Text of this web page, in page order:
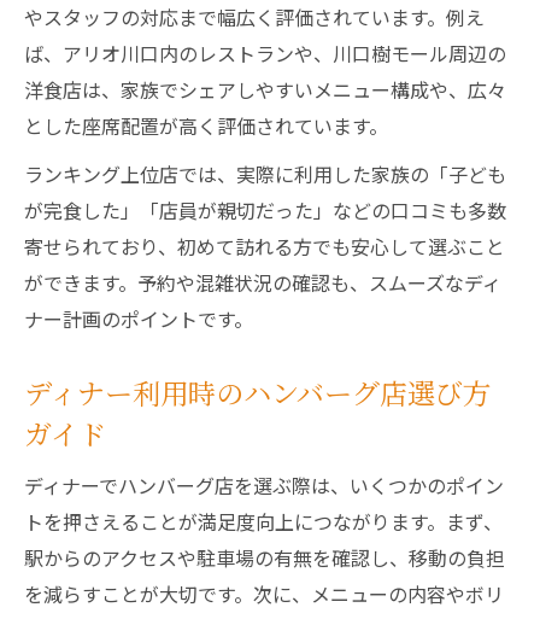
やスタッフの対応まで幅広く評価されています。例え
ば、アリオ川口内のレストランや、川口樹モール周辺の
洋食店は、家族でシェアしやすいメニュー構成や、広々
とした座席配置が高く評価されています。
ランキング上位店では、実際に利用した家族の「子ども
が完食した」「店員が親切だった」などの口コミも多数
寄せられており、初めて訪れる方でも安心して選ぶこと
ができます。予約や混雑状況の確認も、スムーズなディ
ナー計画のポイントです。
ディナー利用時のハンバーグ店選び方
ガイド
ディナーでハンバーグ店を選ぶ際は、いくつかのポイン
トを押さえることが満足度向上につながります。まず、
駅からのアクセスや駐車場の有無を確認し、移動の負担
を減らすことが大切です。次に、メニューの内容やボリ